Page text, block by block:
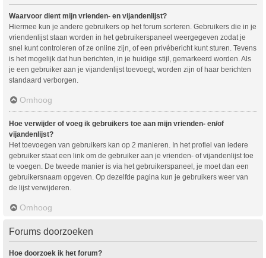
Waarvoor dient mijn vrienden- en vijandenlijst?
Hiermee kun je andere gebruikers op het forum sorteren. Gebruikers die in je
vriendenlijst staan worden in het gebruikerspaneel weergegeven zodat je
snel kunt controleren of ze online zijn, of een privébericht kunt sturen. Tevens
is het mogelijk dat hun berichten, in je huidige stijl, gemarkeerd worden. Als
je een gebruiker aan je vijandenlijst toevoegt, worden zijn of haar berichten
standaard verborgen.
Omhoog
Hoe verwijder of voeg ik gebruikers toe aan mijn vrienden- en/of
vijandenlijst?
Het toevoegen van gebruikers kan op 2 manieren. In het profiel van iedere
gebruiker staat een link om de gebruiker aan je vrienden- of vijandenlijst toe
te voegen. De tweede manier is via het gebruikerspaneel, je moet dan een
gebruikersnaam opgeven. Op dezelfde pagina kun je gebruikers weer van
de lijst verwijderen.
Omhoog
Forums doorzoeken
Hoe doorzoek ik het forum?